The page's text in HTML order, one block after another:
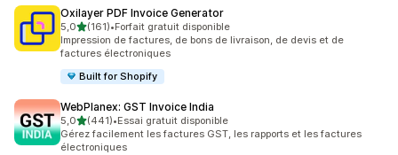
Oxilayer PDF Invoice Generator
5,0étoile(s) sur 5
(161)
161 avis au total
•Forfait gratuit disponible
Impression de factures, de bons de livraison, de devis et de
factures électroniques
Built for Shopify
WebPlanex: GST Invoice India
5,0étoile(s) sur 5
(441)
441 avis au total
•Essai gratuit disponible
Gérez facilement les factures GST, les rapports et les factures
électroniques